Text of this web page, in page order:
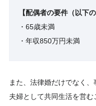
【配偶者の要件（以下の
・65歳未満
・年収850万円未満
また、法律婚だけでなく、
夫婦として共同生活を営